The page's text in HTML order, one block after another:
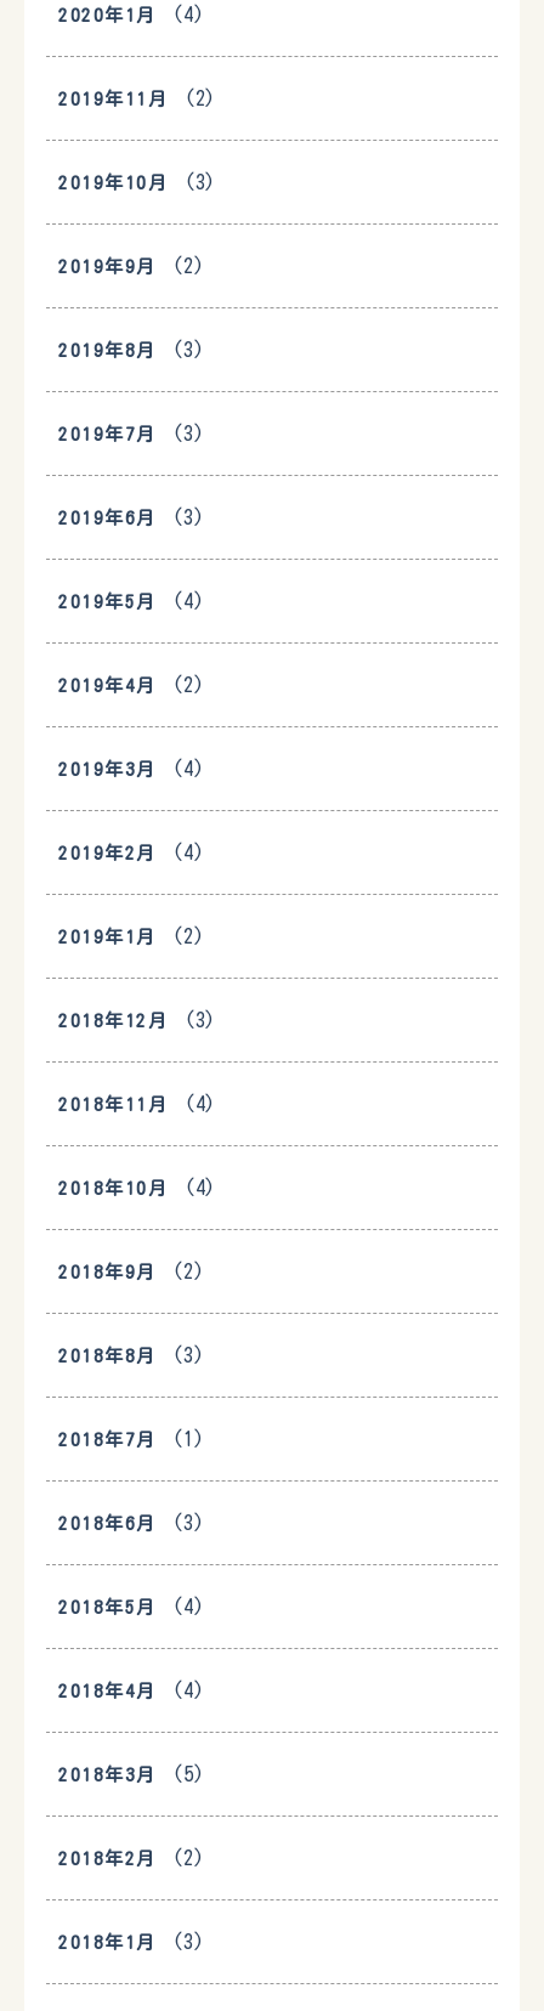
2020年1月 (4)
2019年11月 (2)
2019年10月 (3)
2019年9月 (2)
2019年8月 (3)
2019年7月 (3)
2019年6月 (3)
2019年5月 (4)
2019年4月 (2)
2019年3月 (4)
2019年2月 (4)
2019年1月 (2)
2018年12月 (3)
2018年11月 (4)
2018年10月 (4)
2018年9月 (2)
2018年8月 (3)
2018年7月 (1)
2018年6月 (3)
2018年5月 (4)
2018年4月 (4)
2018年3月 (5)
2018年2月 (2)
2018年1月 (3)